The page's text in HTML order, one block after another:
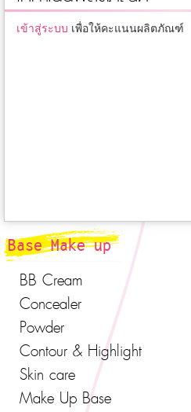
เข้าสู่ระบบ เพื่อให้คะแนนผลิตภัณฑ์
Base Make up
BB Cream
Concealer
Powder
Contour & Highlight
Skin care
Make Up Base